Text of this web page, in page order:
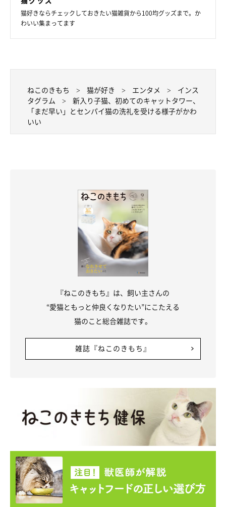
猫好きならチェックしておきたい猫雑貨から100均グッズまで。か
わいい集まってます
ねこのきもち 猫が好き エンタメ
インス
タグラム
新入り子猫、初めてのキャットタワー、
「まだ早い」とセンパイ猫の洗礼を受ける様子がかわ
いい
『ねこのきもち』は、飼い主さんの
“愛猫ともっと仲良くなりたい”にこたえる
猫のこと総合雑誌です。
雑誌『ねこのきもち』